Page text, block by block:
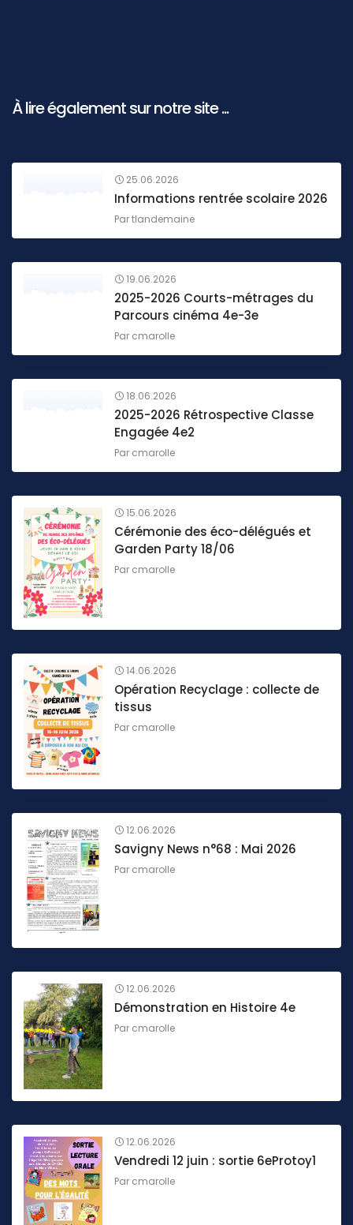
À lire également sur notre site ...
25.06.2026
Informations rentrée scolaire 2026
Partlandemaine
19.06.2026
2025-2026 Courts-métrages du
Parcours cinéma 4e-3e
Par cmarolle
18.06.2026
2025-2026 Rétrospective Classe
Engagée 4e2
Par cmarolle
15.06.2026
Cérémonie des éco-délégués et
Garden Party 18/06
Par cmarolle
14.06.2026
Opération Recyclage : collecte de
tissus
Par cmarolle
12.06.2026
Savigny News n°68 : Mai 2026
Par cmarolle
12.06.2026
Démonstration en Histoire 4e
Par cmarolle
12.06.2026
Vendredi 12 juin : sortie 6eProtoy1
Par cmarolle